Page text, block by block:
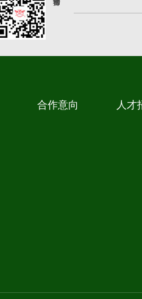
合作意向 人才